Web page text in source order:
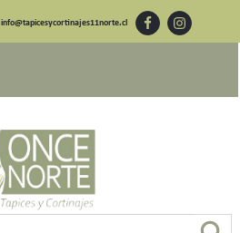
info@tapicesycortinajes11norte.cl